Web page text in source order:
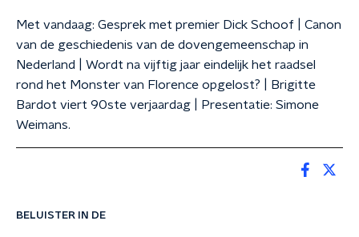
BELUISTER IN DE
Met vandaag: Gesprek met premier Dick Schoof | Canon
van de geschiedenis van de dovengemeenschap in
Nederland | Wordt na vijftig jaar eindelijk het raadsel
rond het Monster van Florence opgelost? | Brigitte
Bardot viert 90ste verjaardag | Presentatie: Simone
Weimans.